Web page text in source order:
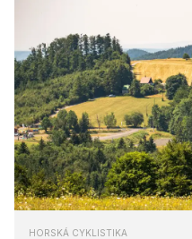
HORSKÁ CYKLISTIKA